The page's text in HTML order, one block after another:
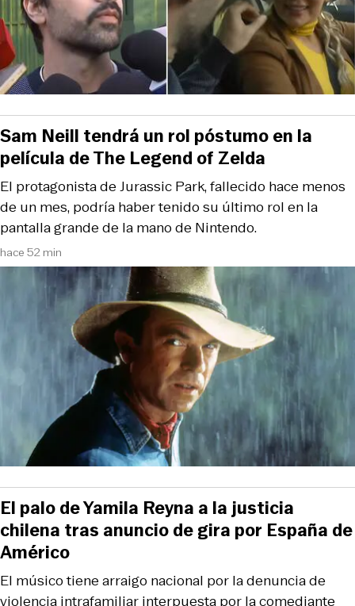
hace 52 min
El protagonista de Jurassic Park, fallecido hace menos
de un mes, podría haber tenido su último rol en la
pantalla grande de la mano de Nintendo.
Sam Neill tendrá un rol póstumo en la
película de The Legend of Zelda
El músico tiene arraigo nacional por la denuncia de
violencia intrafamiliar interpuesta por la comediante
El palo de Yamila Reyna a la justicia
chilena tras anuncio de gira por España de
Américo